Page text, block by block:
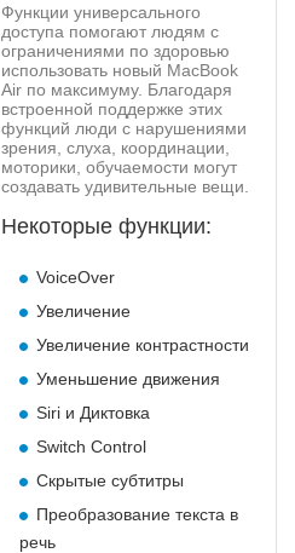
Функции универсального
доступа помогают людям с
ограничениями по здоровью
использовать новый MacBook
Air по максимуму. Благодаря
встроенной поддержке этих
функций люди с нарушениями
зрения, слуха, координации,
моторики, обучаемости могут
создавать удивительные вещи.
Некоторые функции:
VoiceOver
Увеличение
Увеличение контрастности
Уменьшение движения
Siri и Диктовка
Switch Control
Скрытые субтитры
Преобразование текста в
речь